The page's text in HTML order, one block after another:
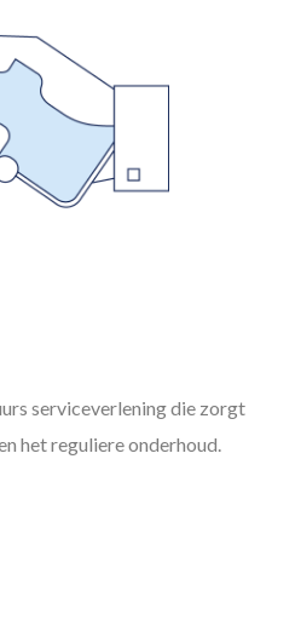
serviceverlening die zorgt
het reguliere onderhoud.